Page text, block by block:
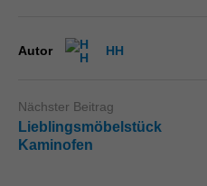
Autor HH
Nächster Beitrag
Lieblingsmöbelstück
Kaminofen